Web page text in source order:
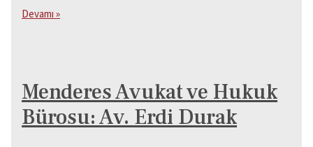
İtirazın
Nedir?
Şartları
ve
Devamı »
Menderes Avukat ve Hukuk
Bürosu: Av. Erdi Durak